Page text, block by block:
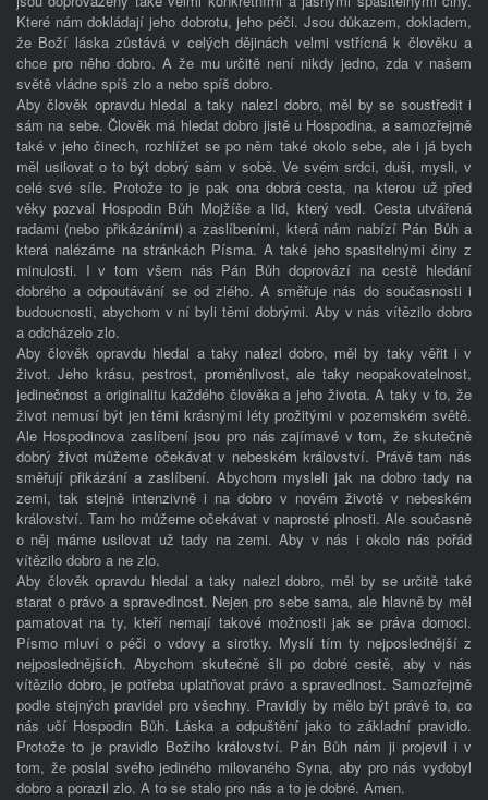
Které nám dokládají jeho dobrotu, jeho péči. Jsou důkazem, dokladem,
že Boží láska zůstává v celých dějinách velmi vstřícná k člověku a
chce pro něho dobro. A že mu určitě není nikdy jedno, zda v našem
světě vládne spíš zlo a nebo spíš dobro.
Aby člověk opravdu hledal a taky nalezl dobro, měl by se soustředit i
sám na sebe. Člověk má hledat dobro jistě u Hospodina, a samozřejmě
také v jeho činech, rozhlížet se po něm také okolo sebe, ale i já bych
měl usilovat o to být dobrý sám v sobě. Ve svém srdci, duši, mysli, v
celé své síle. Protože to je pak ona dobrá cesta, na kterou už před
věky pozval Hospodin Bůh Mojžíše a lid, který vedl. Cesta utvářená
radami (nebo přikázáními) a zaslíbeními, která nám nabízí Pán Bůh a
která nalézáme na stránkách Písma. A také jeho spasitelnými činy z
minulosti. I v tom všem nás Pán Bůh doprovází na cestě hledání
dobrého a odpoutávání se od zlého. A směřuje nás do současnosti i
budoucnosti, abychom v ní byli těmi dobrými. Aby v nás vítězilo dobro
a odcházelo zlo.
Aby člověk opravdu hledal a taky nalezl dobro, měl by taky věřit i v
život. Jeho krásu, pestrost, proměnlivost, ale taky neopakovatelnost,
jedinečnost a originalitu každého člověka a jeho života. A taky v to, že
život nemusí být jen těmi krásnými léty prožitými v pozemském světě.
Ale Hospodinova zaslíbení jsou pro nás zajímavé v tom, že skutečně
dobrý život můžeme očekávat v nebeském království. Právě tam nás
směřují přikázání a zaslíbení. Abychom mysleli jak na dobro tady na
zemi, tak stejně intenzivně i na dobro v novém životě v nebeském
království. Tam ho můžeme očekávat v naprosté plnosti. Ale současně
o něj máme usilovat už tady na zemi. Aby v nás i okolo nás pořád
vítězilo dobro a ne zlo.
Aby člověk opravdu hledal a taky nalezl dobro, měl by se určitě také
starat o právo a spravedlnost. Nejen pro sebe sama, ale hlavně by měl
pamatovat na ty, kteří nemají takové možnosti jak se práva domoci.
Písmo mluví o péči o vdovy a sirotky. Myslí tím ty nejposlednější z
nejposlednějších. Abychom skutečně šli po dobré cestě, aby v nás
vítězilo dobro, je potřeba uplatňovat právo a spravedlnost. Samozřejmě
podle stejných pravidel pro všechny. Pravidly by mělo být právě to, co
nás učí Hospodin Bůh. Láska a odpuštění jako to základní pravidlo.
Protože to je pravidlo Božího království. Pán Bůh nám ji projevil i v
tom, že poslal svého jediného milovaného Syna, aby pro nás vydobyl
dobro a porazil zlo. A to se stalo pro nás a to je dobré. Amen.